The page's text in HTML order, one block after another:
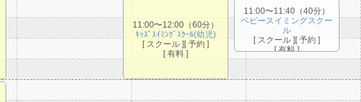
11:00〜12:00（60分）
ｷｯｽﾞｽｲﾐﾝｸﾞｽｸｰﾙ(幼児)
[ スクール ][ 予約 ]
[ 有料 ]
11:00〜11:40（40分）
ベビースイミングスクー
ル
[ スクール ][ 予約 ]
[ 有料 ]